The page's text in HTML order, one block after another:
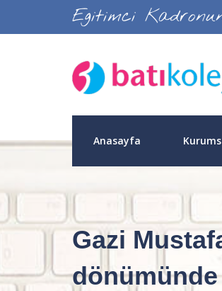
Egitimci
Anasayfa
Gazi